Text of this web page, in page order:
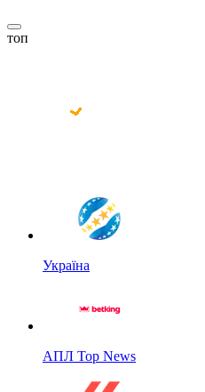
топ
Україна
АПЛ Top News